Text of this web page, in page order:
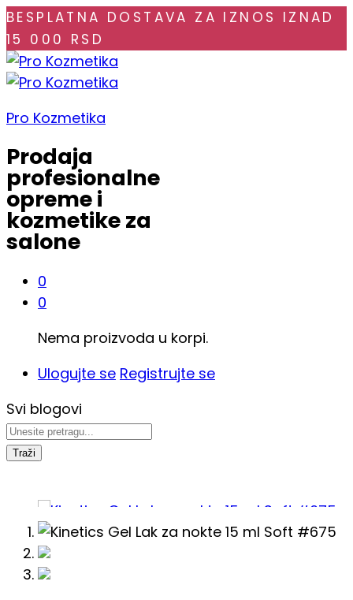
BESPLATNA DOSTAVA ZA IZNOS IZNAD
15 000 RSD
Pro Kozmetika
Prodaja
profesionalne
opreme i
kozmetike za
salone
0
0
Nema proizvoda u korpi.
Ulogujte se Registrujte se
Svi blogovi
Traži